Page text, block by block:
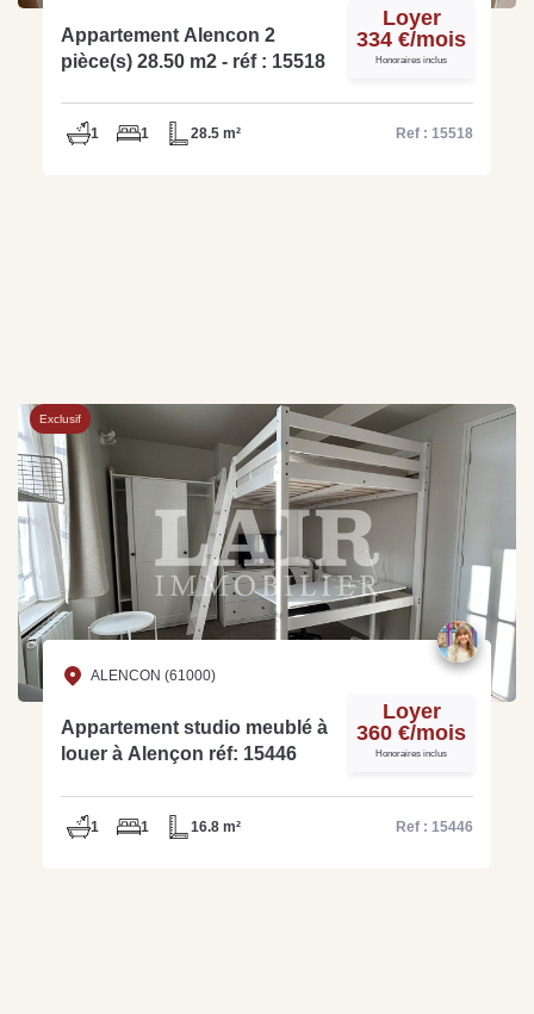
Appartement Alencon 2
pièce(s) 28.50 m2 - réf : 15518
Loyer
334 €/mois
Honoraires inclus
1 1 28.5 m² Ref : 15518
Exclusif
ALENCON (61000)
Appartement studio meublé à
louer à Alençon réf: 15446
Loyer
360 €/mois
Honoraires inclus
1 1 16.8 m² Ref : 15446